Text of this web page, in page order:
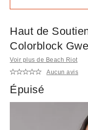
Haut de
Colorblock
Voir plus de Beach Riot
Aucun avis
Épuisé